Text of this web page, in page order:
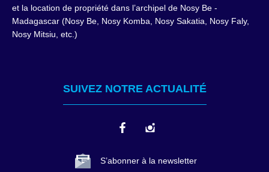
et la location de propriété dans l’archipel de Nosy Be -
Madagascar (Nosy Be, Nosy Komba, Nosy Sakatia, Nosy Faly,
Nosy Mitsiu, etc.)
SUIVEZ NOTRE ACTUALITÉ
S’abonner à la newsletter